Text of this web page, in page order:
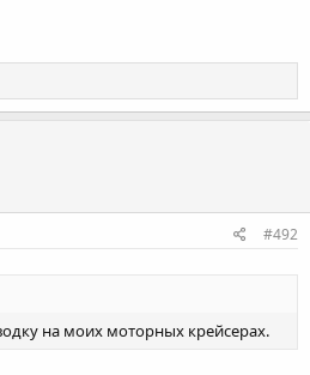
#492
на моих моторных крейсерах.